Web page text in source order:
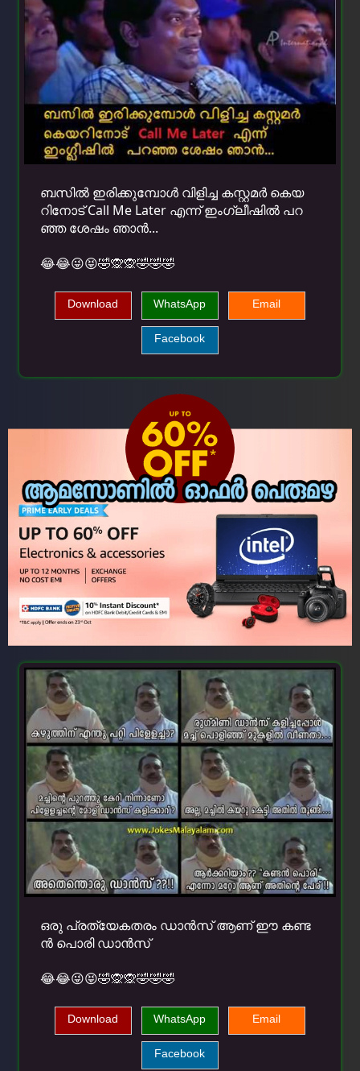
ബസിൽ ഇരിക്കുമ്പോൾ വിളിച്ച കസ്റ്റമർ കെയ
റിനോട് Call Me Later എന്ന് ഇംഗ്ലീഷിൽ പറ
ഞ്ഞ ശേഷം ഞാൻ...
😂😂😜😝🤣🙊🙊🤣🤣🤣
Download WhatsApp Email
Facebook
ഒരു പ്രത്യേകതരം ഡാന്‍സ് ആണ് ഈ കണ്ട
ന്‍ പൊരി ഡാന്‍സ്
😂😂😜😝🤣🙊🙊🤣🤣🤣
Download WhatsApp Email
Facebook